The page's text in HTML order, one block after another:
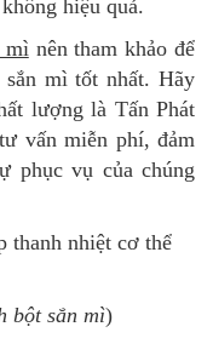
hiệu quả.
mìnên tham khảo để
mì tốt nhất. Hãy
lượng là Tấn Phát
vấn miễn phí, đảm
phục vụ của chúng
bột sắn mì)